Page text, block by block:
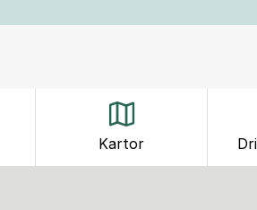
Kartor